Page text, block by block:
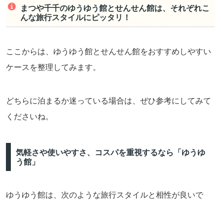
まつや千千のゆうゆう館とせんせん館は、それぞれこ
んな旅行スタイルにピッタリ！
ここからは、ゆうゆう館とせんせん館をおすすめしやすい
ケースを整理してみます。
どちらに泊まるか迷っている場合は、ぜひ参考にしてみて
くださいね。
気軽さや使いやすさ、コスパを重視するなら「ゆうゆ
う館」
ゆうゆう館は、次のような旅行スタイルと相性が良いで